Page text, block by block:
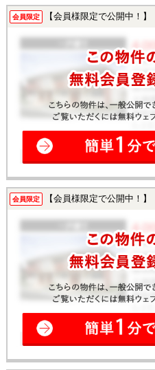
会員限定 【会員様限定で公開中！】
会員限定 【会員様限定で公開中！】